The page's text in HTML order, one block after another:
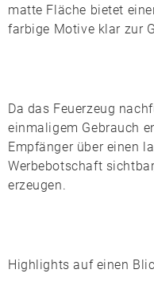
matte Fläche bietet
farbige Motive klar zur
Da das Feuerzeug
einmaligem Gebrauch
Empfänger über einen
Werbebotschaft
erzeugen.
Highlights auf einen